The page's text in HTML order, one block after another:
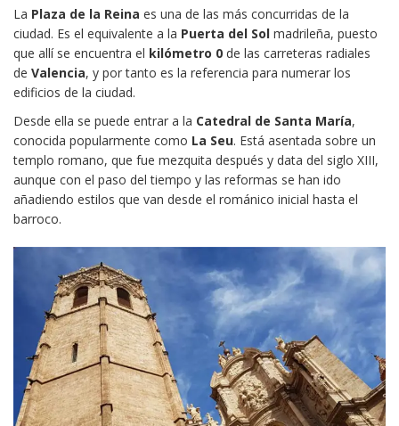
La Plaza de la Reina es una de las más concurridas de la
ciudad. Es el equivalente a la Puerta del Sol madrileña, puesto
que allí se encuentra el kilómetro 0 de las carreteras radiales
de Valencia, y por tanto es la referencia para numerar los
edificios de la ciudad.
Desde ella se puede entrar a la Catedral de Santa María,
conocida popularmente como La Seu. Está asentada sobre un
templo romano, que fue mezquita después y data del siglo XIII,
aunque con el paso del tiempo y las reformas se han ido
añadiendo estilos que van desde el románico inicial hasta el
barroco.